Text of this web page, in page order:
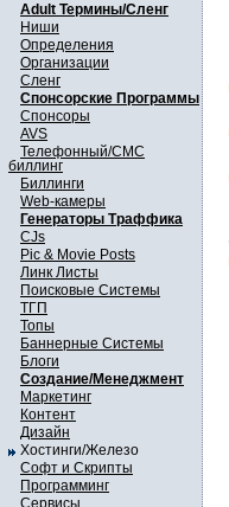
Adult Термины/Сленг
Ниши
Определения
Организации
Сленг
Спонсорские Программы
Спонсоры
AVS
Телефонный/СМС
биллинг
Биллинги
Web-камеры
Генераторы Траффика
CJs
Pic & Movie Posts
Линк Листы
Поисковые Системы
ТГП
Топы
Баннерные Системы
Блоги
Создание/Менеджмент
Маркетинг
Контент
Дизайн
Хостинги/Железо
Софт и Скрипты
Программинг
Сервисы